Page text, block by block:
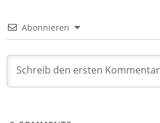
Abonnieren